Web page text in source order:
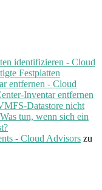
identifizieren - Cloud
Festplatten
entfernen - Cloud
Inventar entfernen
Datastore nicht
Was tun, wenn sich ein
- Cloud Advisors zu